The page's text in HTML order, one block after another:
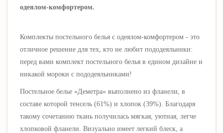
одеялом-комфортером.
Комплекты постельного белья с одеялом-комфортером - это
отличное решение для тех, кто не любит пододеяльники:
перед вами комплект постельного белья в едином дизайне и
никакой мороки с пододеяльниками!
Постельное белье «Деметра» выполнено из фланели, в
составе которой тенсель (61%) и хлопок (39%). Благодаря
такому сочетанию ткань получилась мягкая, уютная, легче
хлопковой фланели. Визуально имеет легкий блеск, а